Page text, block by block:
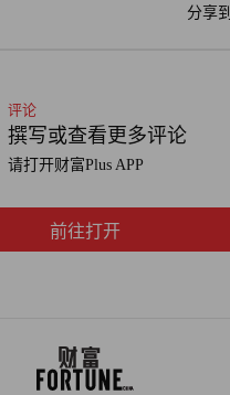
分享到
评论
撰写或查看更多评论
请打开财富Plus APP
前往打开